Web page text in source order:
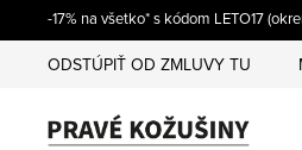
na
obsah
-17% na všetko* s kódom LETO17
ODSTÚPIŤ OD ZMLUVY TU